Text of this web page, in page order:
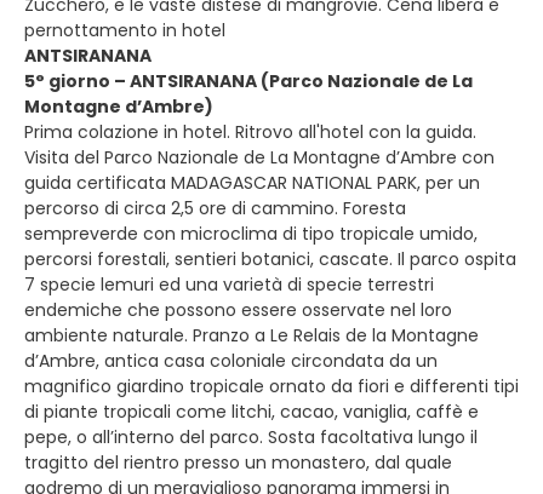
Zucchero, e le vaste distese di mangrovie. Cena libera e
pernottamento in hotel
ANTSIRANANA
5° giorno – ANTSIRANANA (Parco Nazionale de La
Montagne d’Ambre)
Prima colazione in hotel. Ritrovo all'hotel con la guida.
Visita del Parco Nazionale de La Montagne d’Ambre con
guida certificata MADAGASCAR NATIONAL PARK, per un
percorso di circa 2,5 ore di cammino. Foresta
sempreverde con microclima di tipo tropicale umido,
percorsi forestali, sentieri botanici, cascate. Il parco ospita
7 specie lemuri ed una varietà di specie terrestri
endemiche che possono essere osservate nel loro
ambiente naturale. Pranzo a Le Relais de la Montagne
d’Ambre, antica casa coloniale circondata da un
magnifico giardino tropicale ornato da fiori e differenti tipi
di piante tropicali come litchi, cacao, vaniglia, caffè e
pepe, o all’interno del parco. Sosta facoltativa lungo il
tragitto del rientro presso un monastero, dal quale
godremo di un meraviglioso panorama immersi in